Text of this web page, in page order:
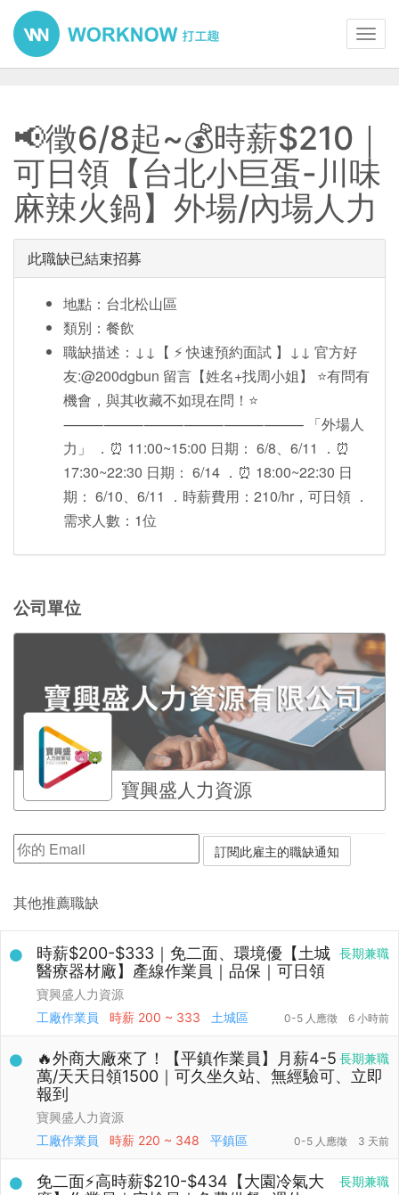
📢徵6/8起~💰時薪$210｜
可日領【台北小巨蛋-川味
麻辣火鍋】外場/內場人力
此職缺已結束招募
地點：台北松山區
類別：餐飲
職缺描述：↓↓【 ⚡ 快速預約面試 】↓↓ 官方好
友:@200dgbun 留言【姓名+找周小姐】 ⭐️有問有
機會，與其收藏不如現在問！⭐️
⸻⸻⸻⸻⸻⸻ 「外場人
力」 ．⏰ 11:00~15:00 日期： 6/8、6/11 ．⏰
17:30~22:30 日期： 6/14 ．⏰ 18:00~22:30 日
期： 6/10、6/11 ．時薪費用：210/hr，可日領 ．
需求人數：1位
公司單位
寶興盛人力資源
其他推薦職缺
長期兼職
時薪$200-$333｜免二面、環境優【土城
醫療器材廠】產線作業員｜品保｜可日領
寶興盛人力資源
工廠作業員
時薪 200 ~ 333 土城區 0-5 人應徵 6 小時前
長期兼職
🔥外商大廠來了！【平鎮作業員】月薪4-5
萬/天天日領1500｜可久坐久站、無經驗可、立即
報到
寶興盛人力資源
工廠作業員
時薪 220 ~ 348 平鎮區 0-5 人應徵 3 天前
長期兼職
免二面⚡高時薪$210-$434【大園冷氣大